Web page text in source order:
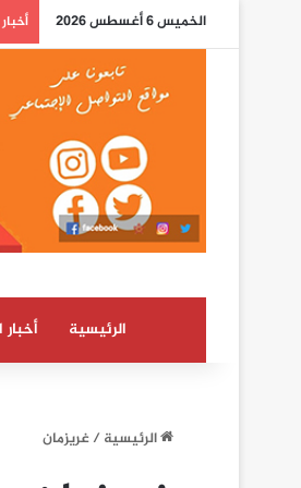
الخميس 6 أغسطس 2026
الرئيسية أخبار
الرئيسية/غريزمان